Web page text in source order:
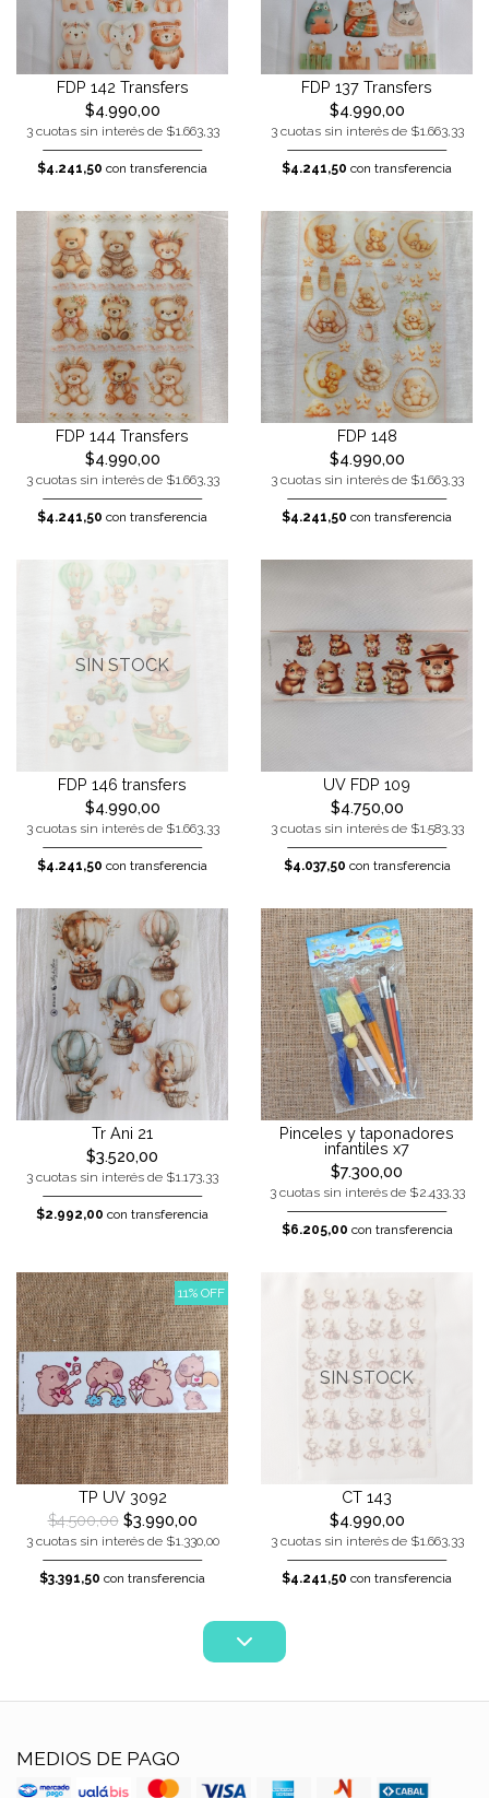
FDP 142 Transfers
$4.990,00
3 cuotas sin interés de $1.663,33
$4.241,50 con transferencia
FDP 137 Transfers
$4.990,00
3 cuotas sin interés de $1.663,33
$4.241,50 con transferencia
FDP 144 Transfers
$4.990,00
3 cuotas sin interés de $1.663,33
$4.241,50 con transferencia
FDP 148
$4.990,00
3 cuotas sin interés de $1.663,33
$4.241,50 con transferencia
SIN STOCK
FDP 146 transfers
$4.990,00
3 cuotas sin interés de $1.663,33
$4.241,50 con transferencia
UV FDP 109
$4.750,00
3 cuotas sin interés de $1.583,33
$4.037,50 con transferencia
Tr Ani 21
$3.520,00
3 cuotas sin interés de $1.173,33
$2.992,00 con transferencia
Pinceles y taponadores
infantiles x7
$7.300,00
3 cuotas sin interés de $2.433,33
$6.205,00 con transferencia
11% OFF
TP UV 3092
$4.500,00$3.990,00
3 cuotas sin interés de $1.330,00
$3.391,50 con transferencia
SIN STOCK
CT 143
$4.990,00
3 cuotas sin interés de $1.663,33
$4.241,50 con transferencia
MEDIOS DE PAGO